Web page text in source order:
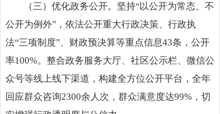
（三）优化政务公开。坚持“以公开为常态、不
公开为例外”，依法公开重大行政决策、行政执
法“三项制度”、财政预决算等重点信息43条，公开
率100%。整合政务服务大厅、社区公示栏、微信公
众号等线上线下渠道，构建全方位公开平台，全年
回应群众咨询2300余人次，群众满意度达99%，切